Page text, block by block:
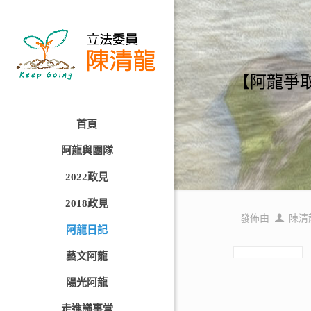
首頁
阿龍與團隊
2022政見
2018政見
阿龍日記
藝文阿龍
陽光阿龍
【阿龍爭
發佈由 陳